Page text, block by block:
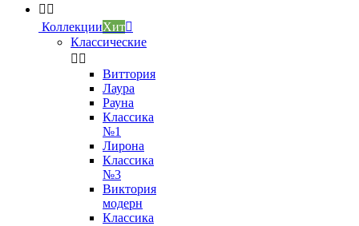
 
КоллекцииХит
Классические
 
Виттория
Лаура
Рауна
Классика
№1
Лирона
Классика
№3
Виктория
модерн
Классика